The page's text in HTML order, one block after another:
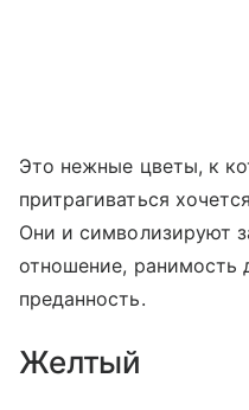
Это нежные цветы, к
притрагиваться
Они и символизируют
отношение, ранимость
преданность.
Желтый